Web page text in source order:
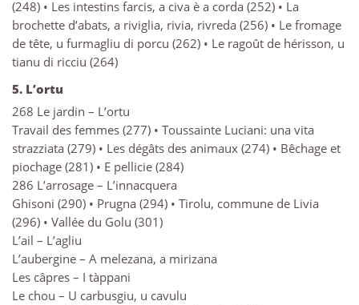
(248) • Les intestins farcis, a civa è a corda (252) • La
brochette d’abats, a riviglia, rivia, rivreda (256) • Le fromage
de tête, u furmagliu di porcu (262) • Le ragoût de hérisson, u
tianu di ricciu (264)
5. L’ortu
268 Le jardin – L’ortu
Travail des femmes (277) • Toussainte Luciani: una vita
strazziata (279) • Les dégâts des animaux (274) • Bêchage et
piochage (281) • E pellicie (284)
286 L’arrosage – L’innacquera
Ghisoni (290) • Prugna (294) • Tirolu, commune de Livia
(296) • Vallée du Golu (301)
L’ail – L’agliu
L’aubergine – A melezana, a mirizana
Les câpres – I tàppani
Le chou – U carbusgiu, u cavulu